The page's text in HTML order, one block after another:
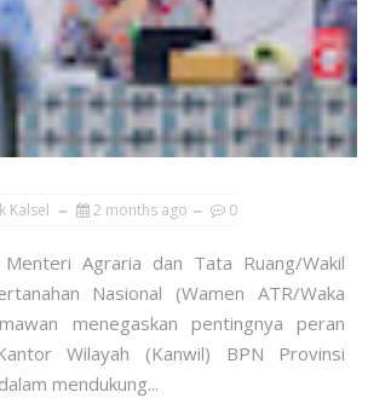
Kalsel 2 months ago 0
Menteri Agraria dan Tata Ruang/Wakil
Nasional (Wamen ATR/Waka
menegaskan pentingnya peran
Wilayah (Kanwil) BPN Provinsi
mendukung...